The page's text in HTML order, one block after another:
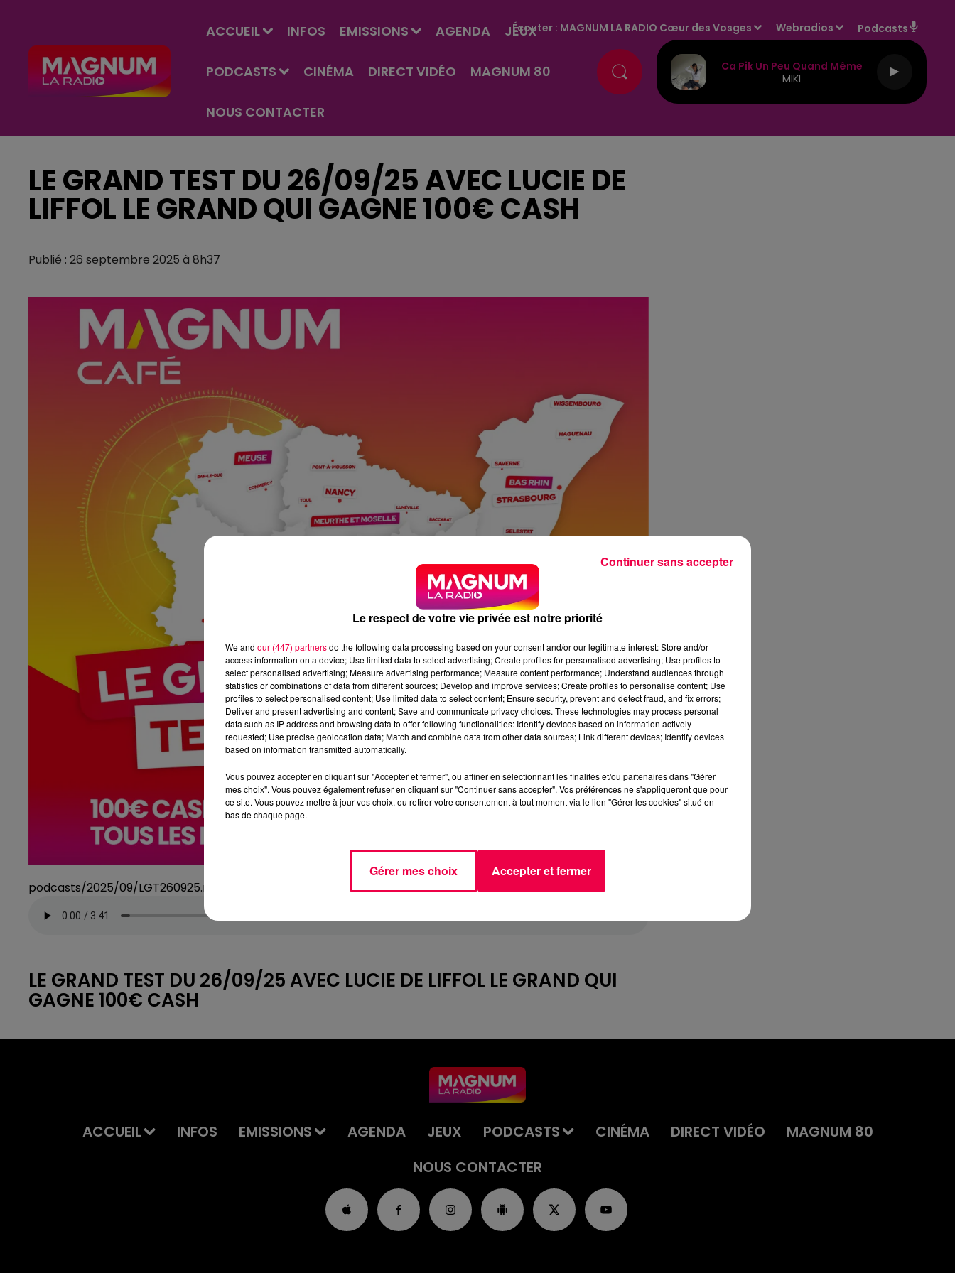
ACCUEIL INFOS EMISSIONS AGENDA JEUX
PODCASTS CINÉMA DIRECT VIDÉO MAGNUM 80
NOUS CONTACTER
Écouter : MAGNUM LA RADIO Cœur des Vosges Webradios Podcasts
Ca Pik Un Peu Quand Même
MIKI
LE GRAND TEST DU 26/09/25 AVEC LUCIE DE
LIFFOL LE GRAND QUI GAGNE 100€ CASH
Publié : 26 septembre 2025 à 8h37
podcasts/2025/09/LGT260925.mp3
LE GRAND TEST DU 26/09/25 AVEC LUCIE DE LIFFOL LE GRAND QUI
GAGNE 100€ CASH
ACCUEIL INFOS EMISSIONS AGENDA JEUX PODCASTS CINÉMA DIRECT VIDÉO
MAGNUM 80
NOUS CONTACTER
Le respect de votre vie privée est notre priorité
We and our (447) partnersdo the following data processing based on your consent and/or our legitimate interest: Store and/or
access information on a device; Use limited data to select advertising; Create profiles for personalised advertising; Use profiles to
select personalised advertising; Measure advertising performance; Measure content performance; Understand audiences through
statistics or combinations of data from different sources; Develop and improve services; Create profiles to personalise content; Use
profiles to select personalised content; Use limited data to select content; Ensure security, prevent and detect fraud, and fix errors;
Deliver and present advertising and content; Save and communicate privacy choices. These technologies may process personal
data such as IP address and browsing data to offer following functionalities: Identify devices based on information actively
requested; Use precise geolocation data; Match and combine data from other data sources; Link different devices; Identify devices
based on information transmitted automatically.
Vous pouvez accepter en cliquant sur "Accepter et fermer", ou affiner en sélectionnant les finalités et/ou partenaires dans "Gérer
mes choix". Vous pouvez également refuser en cliquant sur "Continuer sans accepter". Vos préférences ne s'appliqueront que pour
ce site. Vous pouvez mettre à jour vos choix, ou retirer votre consentement à tout moment via le lien "Gérer les cookies" situé en
bas de chaque page.
Gérer mes choix Accepter et fermer
Continuer sans accepter